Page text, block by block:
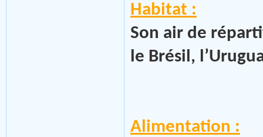
Habitat :
Son air de
le Brésil,
Alimentation :